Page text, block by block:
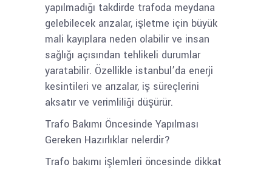
yapılmadığı takdirde trafoda meydana
gelebilecek arızalar, işletme için büyük
mali kayıplara neden olabilir ve insan
sağlığı açısından tehlikeli durumlar
yaratabilir. Özellikle istanbul’da enerji
kesintileri ve arızalar, iş süreçlerini
aksatır ve verimliliği düşürür.
Trafo Bakımı Öncesinde Yapılması
Gereken Hazırlıklar nelerdir?
Trafo bakımı işlemleri öncesinde dikkat